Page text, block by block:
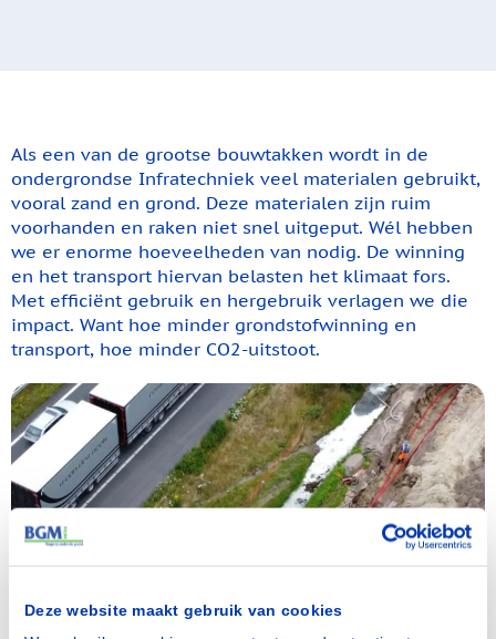
Deze website maakt gebruik van cookies
Als een van de grootse bouwtakken wordt in de
ondergrondse Infratechniek veel materialen gebruikt,
vooral zand en grond. Deze materialen zijn ruim
voorhanden en raken niet snel uitgeput. Wél hebben
we er enorme hoeveelheden van nodig. De winning
en het transport hiervan belasten het klimaat fors.
Met efficiënt gebruik en hergebruik verlagen we die
impact. Want hoe minder grondstofwinning en
transport, hoe minder CO2-uitstoot.